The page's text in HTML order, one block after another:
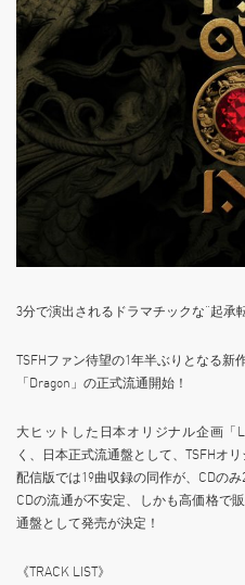
3分で演出されるドラマチックな”起承
TSFHファン待望の1年半ぶりとなる新
「Dragon」の正式流通開始！
大ヒットした日本オリジナル企画「
く、日本正式流通盤として、TSFHオ
配信版では19曲収録の同作が、CDの
CDの流通が不安定、しかも高価格で
通盤として発売が決定！
《TRACK LIST》